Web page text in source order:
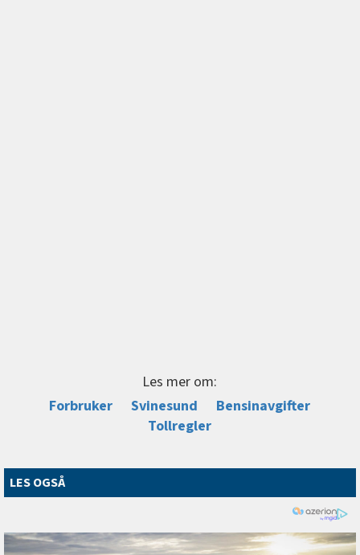
Les mer om:
Forbruker
Svinesund
Bensinavgifter
Tollregler
LES OGSÅ